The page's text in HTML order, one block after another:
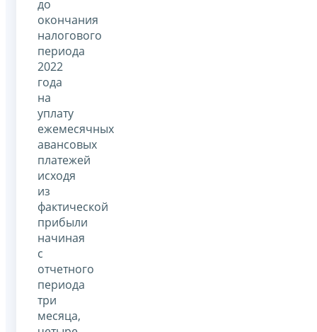
до
окончания
налогового
периода
2022
года
на
уплату
ежемесячных
авансовых
платежей
исходя
из
фактической
прибыли
начиная
с
отчетного
периода
три
месяца,